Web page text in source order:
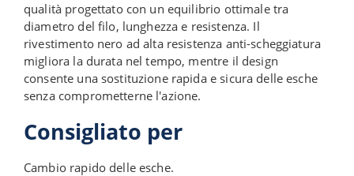
qualità progettato con un equilibrio ottimale tra
diametro del filo, lunghezza e resistenza. Il
rivestimento nero ad alta resistenza anti-scheggiatura
migliora la durata nel tempo, mentre il design
consente una sostituzione rapida e sicura delle esche
senza comprometterne l'azione.
Consigliato per
Cambio rapido delle esche.